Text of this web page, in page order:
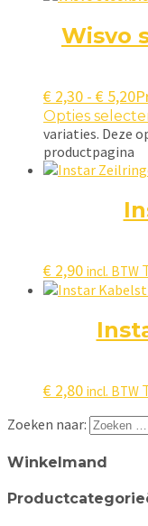
Wisvo
€ 2,30 - € 5,20
Opties
variaties. Deze
productpagina
€ 2,90 incl. BTW
€ 2,80 incl. BTW
Zoeken naar:
Winkelmand